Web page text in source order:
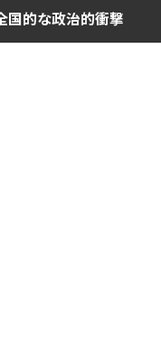
的な政治的衝撃